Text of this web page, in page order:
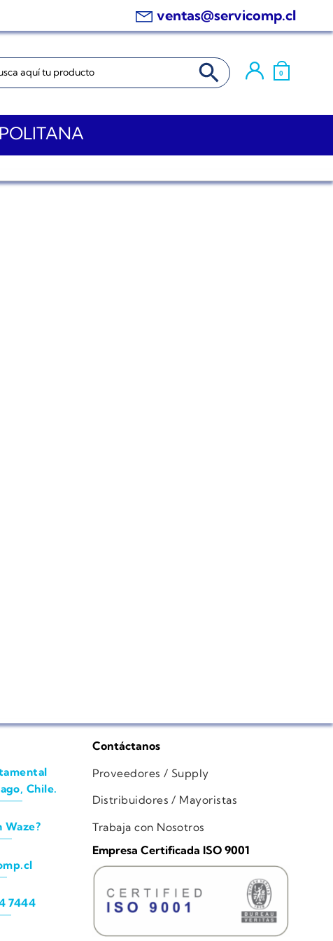
ventas@servicomp.cl
BOTÓN DE BÚSQUEDA
0
Chile.
Waze?
7444
Contáctanos
Proveedores / Supply
Distribuidores / Mayoristas
Trabaja con Nosotros
Empresa Certificada ISO 9001